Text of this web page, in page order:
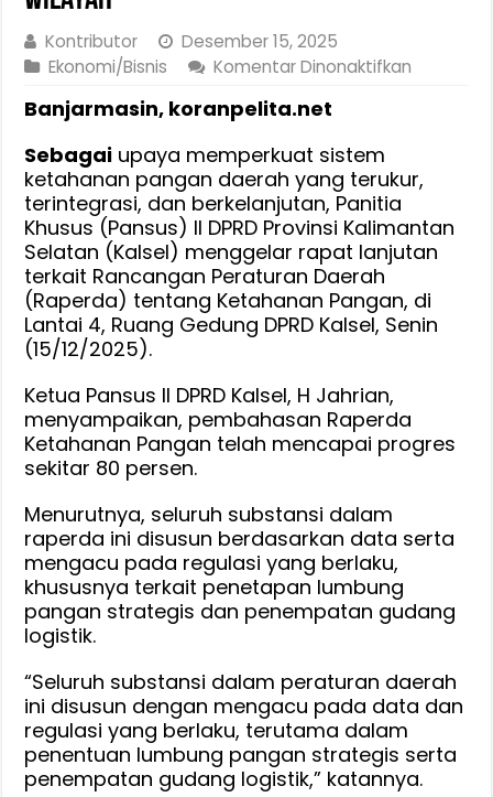
Kontributor
Desember 15, 2025
Ekonomi/Bisnis
Komentar Dinonaktifkan
II
DPRD
Kalsel
Lumbung
Strategis
Storage
Banjarmasin, koranpelita.net
Sebagai upaya memperkuat sistem
ketahanan pangan daerah yang terukur,
terintegrasi, dan berkelanjutan, Panitia
Khusus (Pansus) II DPRD Provinsi Kalimantan
Selatan (Kalsel) menggelar rapat lanjutan
terkait Rancangan Peraturan Daerah
(Raperda) tentang Ketahanan Pangan, di
Lantai 4, Ruang Gedung DPRD Kalsel, Senin
(15/12/2025).
Ketua Pansus II DPRD Kalsel, H Jahrian,
menyampaikan, pembahasan Raperda
Ketahanan Pangan telah mencapai progres
sekitar 80 persen.
Menurutnya, seluruh substansi dalam
raperda ini disusun berdasarkan data serta
mengacu pada regulasi yang berlaku,
khususnya terkait penetapan lumbung
pangan strategis dan penempatan gudang
logistik.
“Seluruh substansi dalam peraturan daerah
ini disusun dengan mengacu pada data dan
regulasi yang berlaku, terutama dalam
penentuan lumbung pangan strategis serta
penempatan gudang logistik,” katannya.